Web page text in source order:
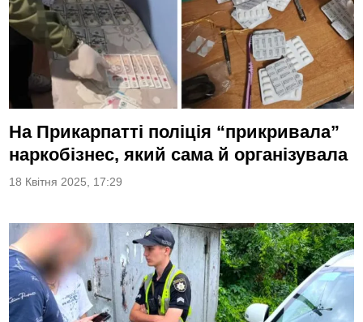
На Прикарпатті поліція “прикривала”
наркобізнес, який сама й організувала
18 Квітня 2025, 17:29